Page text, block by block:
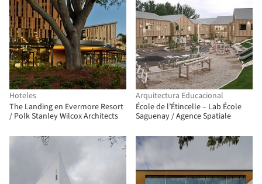
Hoteles
The Landing en Evermore Resort
/ Polk Stanley Wilcox Architects
Arquitectura Educacional
École de l’Étincelle – Lab École
Saguenay / Agence Spatiale